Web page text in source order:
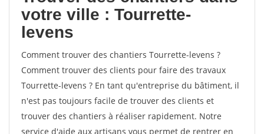
votre ville : Tourrette-
levens
Comment trouver des chantiers Tourrette-levens ?
Comment trouver des clients pour faire des travaux
Tourrette-levens ? En tant qu'entreprise du bâtiment, il
n'est pas toujours facile de trouver des clients et
trouver des chantiers à réaliser rapidement. Notre
service d'aide aux artisans vous permet de rentrer en